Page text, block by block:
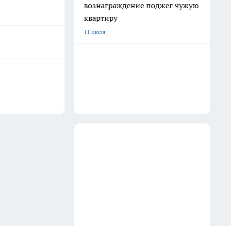
вознаграждение поджег чужую
квартиру
11 июля